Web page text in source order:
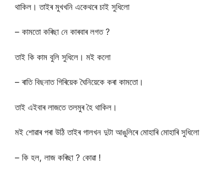
থাকিল। তাইৰ মুখখনি একেথৰে চাই সুধিলো
– কামতো কৰিছা নে কাৰবাৰ লগত ?
তাই কি কাম বুলি সুধিলে। মই কলো
– ৰাতি বিছনাত গিৰিয়েক ঘৈনিয়েকে কৰা কামতো।
তাই এইবাৰ লাজতে তলমুৰ হৈ থাকিল।
মই শোৱাৰ পৰা উঠি তাইৰ গালখন দুটা আঙুলিৰে মোহাৰি মোহাৰি সুধিলো
– কি হল, লাজ কৰিছা ? কোৱা !